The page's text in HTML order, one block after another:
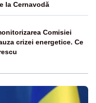
la Cernavodă
Comisiei
crizei energetice. Ce